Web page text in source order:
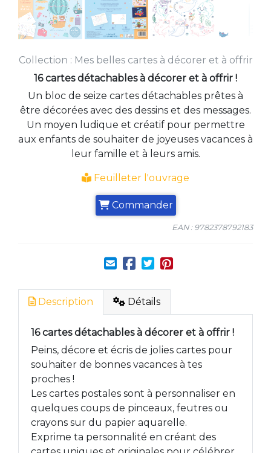
Collection : Mes belles cartes à décorer et à offrir
16 cartes détachables à décorer et à offrir !
Un bloc de seize cartes détachables prêtes à
être décorées avec des dessins et des messages.
Un moyen ludique et créatif pour permettre
aux enfants de souhaiter de joyeuses vacances à
leur famille et à leurs amis.
Feuilleter l'ouvrage
Commander
EAN : 9782378792183
Description Détails
16 cartes détachables à décorer et à offrir !
Peins, décore et écris de jolies cartes pour
souhaiter de bonnes vacances à tes
proches !
Les cartes postales sont à personnaliser en
quelques coups de pinceaux, feutres ou
crayons sur du papier aquarelle.
Exprime ta personnalité en créant des